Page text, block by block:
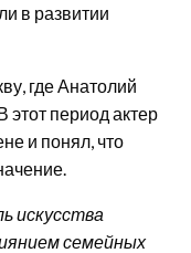
в развитии
где Анатолий
период актер
и понял, что
искусства
семейных